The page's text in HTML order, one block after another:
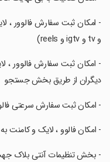
و tv و igtv و reels)
دیگران از طریق بخش جستجو
‏- امکان ثبت سفارش سرعتی
‏- امکان فالوو ، لایک و کامنت
‏- بخش تنظیمات آنتی بلاک